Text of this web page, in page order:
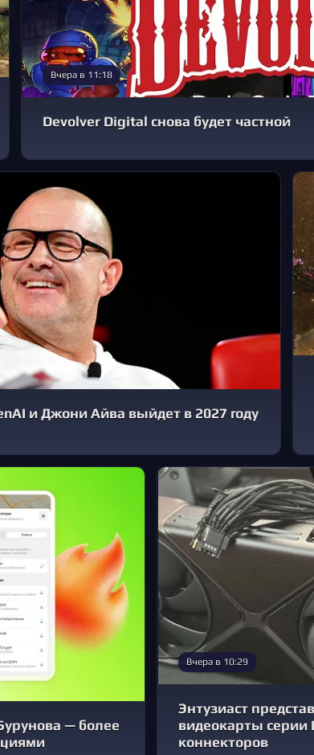
Вчера в 11:18
Devolver Digital снова будет частной
и Джони Айва выйдет в 2027 году
— более
Вчера в 10:29
Энтузиаст
видеокарты серии
коннекторов